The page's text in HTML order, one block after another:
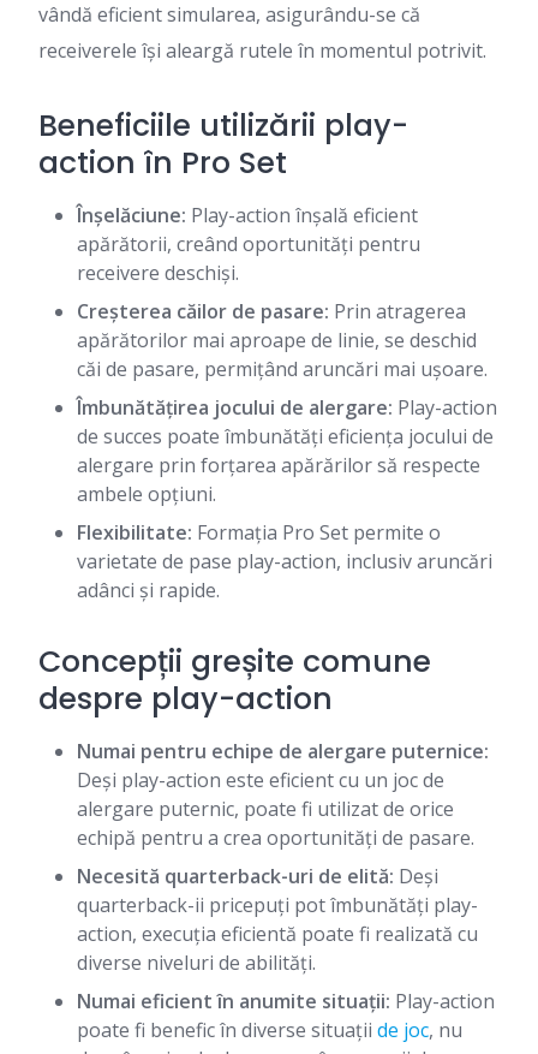
vândă eficient simularea, asigurându-se că
receiverele își aleargă rutele în momentul potrivit.
Beneficiile utilizării play-
action în Pro Set
Înșelăciune: Play-action înșală eficient
apărătorii, creând oportunități pentru
receivere deschiși.
Creșterea căilor de pasare: Prin atragerea
apărătorilor mai aproape de linie, se deschid
căi de pasare, permițând aruncări mai ușoare.
Îmbunătățirea jocului de alergare: Play-action
de succes poate îmbunătăți eficiența jocului de
alergare prin forțarea apărărilor să respecte
ambele opțiuni.
Flexibilitate: Formația Pro Set permite o
varietate de pase play-action, inclusiv aruncări
adânci și rapide.
Concepții greșite comune
despre play-action
Numai pentru echipe de alergare puternice:
Deși play-action este eficient cu un joc de
alergare puternic, poate fi utilizat de orice
echipă pentru a crea oportunități de pasare.
Necesită quarterback-uri de elită: Deși
quarterback-ii pricepuți pot îmbunătăți play-
action, execuția eficientă poate fi realizată cu
diverse niveluri de abilități.
Numai eficient în anumite situații: Play-action
poate fi benefic în diverse situații de joc, nu